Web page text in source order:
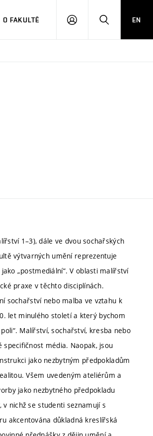
O FAKULTĚ
PŘIHLÁSITHLEDAT
EN
1–3), dále ve dvou sochařských
výtvarných umění reprezentuje
„postmediální“. V oblasti malířství
praxe v těchto disciplínách.
sochařství nebo malba ve vztahu k
let minulého století a který bychom
Malířství, sochařství, kresba nebo
média. Naopak, jsou
jako nezbytným předpokladům
Všem uvedeným ateliérům a
jako nezbytného předpokladu
nichž se studenti seznamují s
akcentována důkladná kreslířská